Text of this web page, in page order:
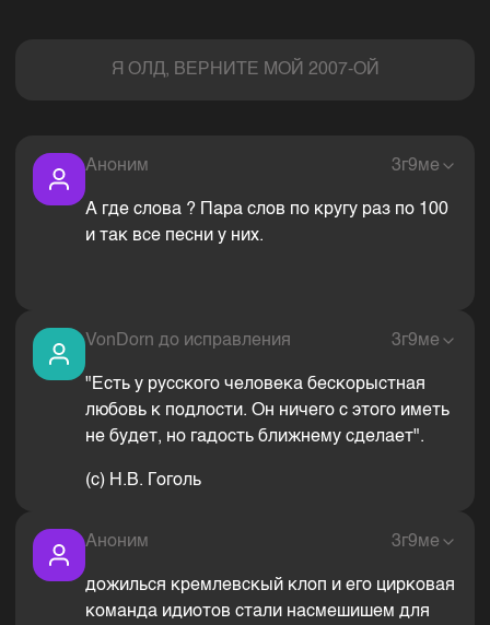
Я ОЛД, ВЕРНИТЕ МОЙ 2007-ОЙ
Аноним 3г9ме
А где слова ? Пара слов по кругу раз по 100
и так все песни у них.
VonDorn до исправления 3г9ме
"Есть у русского человека бескорыстная
любовь к подлости. Он ничего с этого иметь
не будет, но гадость ближнему сделает".
(с) Н.В. Гоголь
Аноним 3г9ме
дожилься кремлевскый клоп и его цирковая
команда идиотов стали насмешишем для